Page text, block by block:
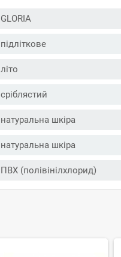
GLORIA
підліткове
літо
сріблястий
натуральна шкіра
натуральна шкіра
ПВХ (полівінілхлорид)